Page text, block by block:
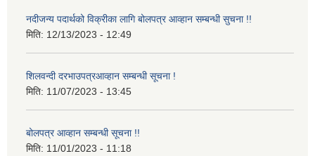
नदीजन्य पदार्थको विक्रीका लागि बोलपत्र आव्हान सम्बन्धी सुचना !!
मिति: 12/13/2023 - 12:49
शिलवन्दी दरभाउपत्रआव्हान सम्बन्धी सूचना !
मिति: 11/07/2023 - 13:45
बोलपत्र आव्हान सम्बन्धी सूचना !!
मिति: 11/01/2023 - 11:18